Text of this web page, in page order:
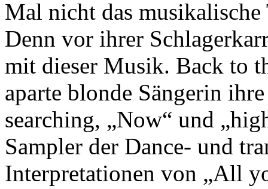
Mal nicht das
Denn vor ihrer
mit dieser Musik. Back to
aparte blonde Sängerin
searching, „Now“ und
Sampler der Dance- und
Interpretationen von „All